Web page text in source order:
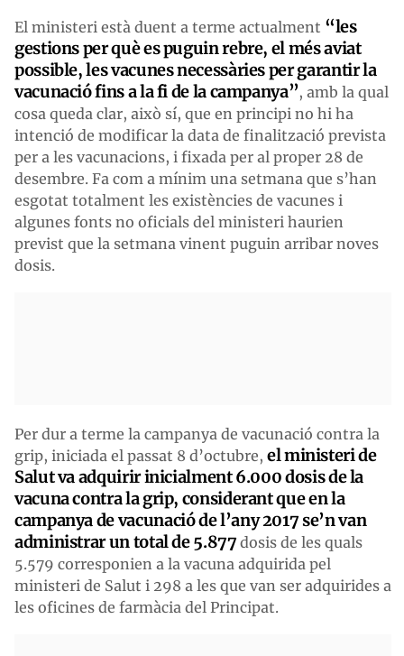
El ministeri està duent a terme actualment “les
gestions per què es puguin rebre, el més aviat
possible, les vacunes necessàries per garantir la
vacunació fins a la fi de la campanya”, amb la qual
cosa queda clar, això sí, que en principi no hi ha
intenció de modificar la data de finalització prevista
per a les vacunacions, i fixada per al proper 28 de
desembre. Fa com a mínim una setmana que s’han
esgotat totalment les existències de vacunes i
algunes fonts no oficials del ministeri haurien
previst que la setmana vinent puguin arribar noves
dosis.
Per dur a terme la campanya de vacunació contra la
grip, iniciada el passat 8 d’octubre, el ministeri de
Salut va adquirir inicialment 6.000 dosis de la
vacuna contra la grip, considerant que en la
campanya de vacunació de l’any 2017 se’n van
administrar un total de 5.877dosis de les quals
5.579 corresponien a la vacuna adquirida pel
ministeri de Salut i 298 a les que van ser adquirides a
les oficines de farmàcia del Principat.